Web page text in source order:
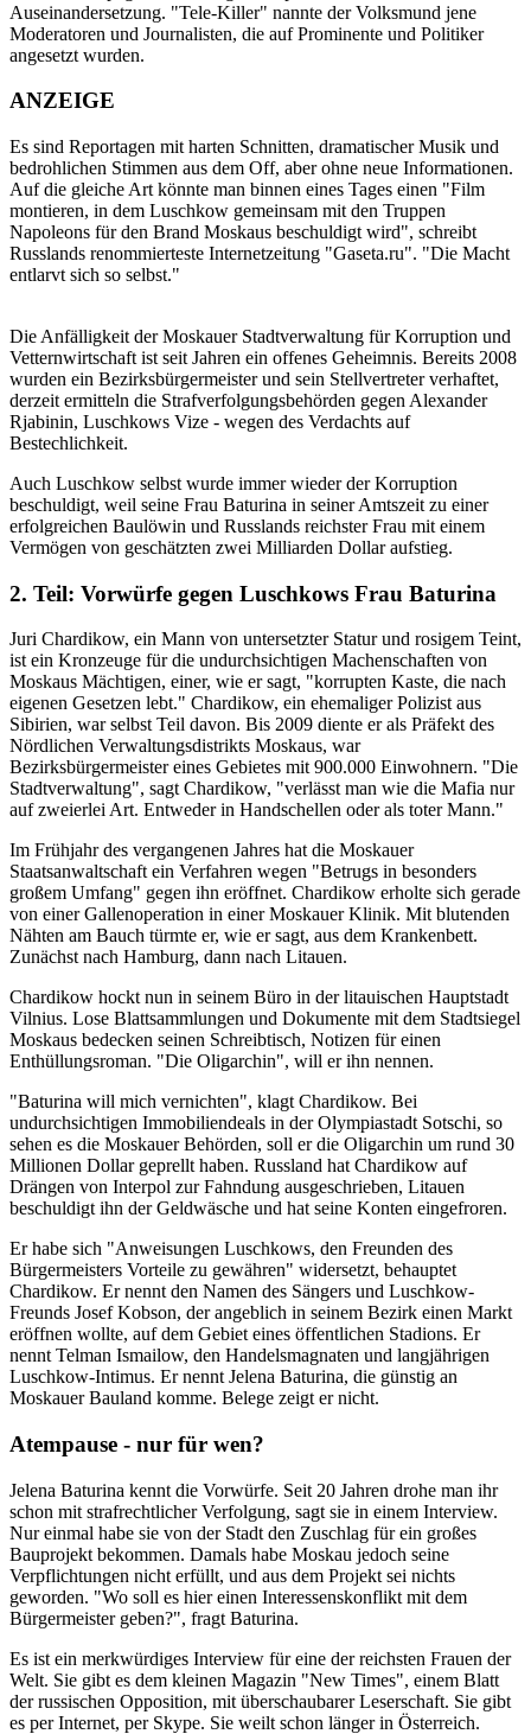
Auseinandersetzung. "Tele-Killer" nannte der Volksmund jene
Moderatoren und Journalisten, die auf Prominente und Politiker
angesetzt wurden.
ANZEIGE
Es sind Reportagen mit harten Schnitten, dramatischer Musik und
bedrohlichen Stimmen aus dem Off, aber ohne neue Informationen.
Auf die gleiche Art könnte man binnen eines Tages einen "Film
montieren, in dem Luschkow gemeinsam mit den Truppen
Napoleons für den Brand Moskaus beschuldigt wird", schreibt
Russlands renommierteste Internetzeitung "Gaseta.ru". "Die Macht
entlarvt sich so selbst."
Die Anfälligkeit der Moskauer Stadtverwaltung für Korruption und
Vetternwirtschaft ist seit Jahren ein offenes Geheimnis. Bereits 2008
wurden ein Bezirksbürgermeister und sein Stellvertreter verhaftet,
derzeit ermitteln die Strafverfolgungsbehörden gegen Alexander
Rjabinin, Luschkows Vize - wegen des Verdachts auf
Bestechlichkeit.
Auch Luschkow selbst wurde immer wieder der Korruption
beschuldigt, weil seine Frau Baturina in seiner Amtszeit zu einer
erfolgreichen Baulöwin und Russlands reichster Frau mit einem
Vermögen von geschätzten zwei Milliarden Dollar aufstieg.
2. Teil: Vorwürfe gegen Luschkows Frau Baturina
Juri Chardikow, ein Mann von untersetzter Statur und rosigem Teint,
ist ein Kronzeuge für die undurchsichtigen Machenschaften von
Moskaus Mächtigen, einer, wie er sagt, "korrupten Kaste, die nach
eigenen Gesetzen lebt." Chardikow, ein ehemaliger Polizist aus
Sibirien, war selbst Teil davon. Bis 2009 diente er als Präfekt des
Nördlichen Verwaltungsdistrikts Moskaus, war
Bezirksbürgermeister eines Gebietes mit 900.000 Einwohnern. "Die
Stadtverwaltung", sagt Chardikow, "verlässt man wie die Mafia nur
auf zweierlei Art. Entweder in Handschellen oder als toter Mann."
Im Frühjahr des vergangenen Jahres hat die Moskauer
Staatsanwaltschaft ein Verfahren wegen "Betrugs in besonders
großem Umfang" gegen ihn eröffnet. Chardikow erholte sich gerade
von einer Gallenoperation in einer Moskauer Klinik. Mit blutenden
Nähten am Bauch türmte er, wie er sagt, aus dem Krankenbett.
Zunächst nach Hamburg, dann nach Litauen.
Chardikow hockt nun in seinem Büro in der litauischen Hauptstadt
Vilnius. Lose Blattsammlungen und Dokumente mit dem Stadtsiegel
Moskaus bedecken seinen Schreibtisch, Notizen für einen
Enthüllungsroman. "Die Oligarchin", will er ihn nennen.
"Baturina will mich vernichten", klagt Chardikow. Bei
undurchsichtigen Immobiliendeals in der Olympiastadt Sotschi, so
sehen es die Moskauer Behörden, soll er die Oligarchin um rund 30
Millionen Dollar geprellt haben. Russland hat Chardikow auf
Drängen von Interpol zur Fahndung ausgeschrieben, Litauen
beschuldigt ihn der Geldwäsche und hat seine Konten eingefroren.
Er habe sich "Anweisungen Luschkows, den Freunden des
Bürgermeisters Vorteile zu gewähren" widersetzt, behauptet
Chardikow. Er nennt den Namen des Sängers und Luschkow-
Freunds Josef Kobson, der angeblich in seinem Bezirk einen Markt
eröffnen wollte, auf dem Gebiet eines öffentlichen Stadions. Er
nennt Telman Ismailow, den Handelsmagnaten und langjährigen
Luschkow-Intimus. Er nennt Jelena Baturina, die günstig an
Moskauer Bauland komme. Belege zeigt er nicht.
Atempause - nur für wen?
Jelena Baturina kennt die Vorwürfe. Seit 20 Jahren drohe man ihr
schon mit strafrechtlicher Verfolgung, sagt sie in einem Interview.
Nur einmal habe sie von der Stadt den Zuschlag für ein großes
Bauprojekt bekommen. Damals habe Moskau jedoch seine
Verpflichtungen nicht erfüllt, und aus dem Projekt sei nichts
geworden. "Wo soll es hier einen Interessenskonflikt mit dem
Bürgermeister geben?", fragt Baturina.
Es ist ein merkwürdiges Interview für eine der reichsten Frauen der
Welt. Sie gibt es dem kleinen Magazin "New Times", einem Blatt
der russischen Opposition, mit überschaubarer Leserschaft. Sie gibt
es per Internet, per Skype. Sie weilt schon länger in Österreich.